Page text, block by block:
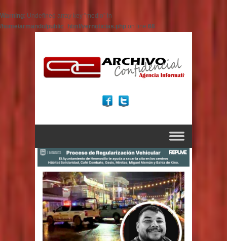
Warning: Undefined array key "medio" in
/home/armando/public_html/vernoticias.php on line 66